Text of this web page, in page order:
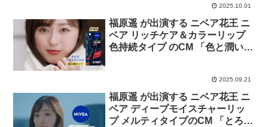
2025.10.01
福原遥 が出演する ニベア花王 ニ
ベア リッチケア＆カラーリップ
色持続タイプ のCM 「色と潤いつ
2025.09.21
福原遥 が出演する ニベア花王 ニ
ベア ディープモイスチャーリッ
プ メルティタイプのCM 「とろじ